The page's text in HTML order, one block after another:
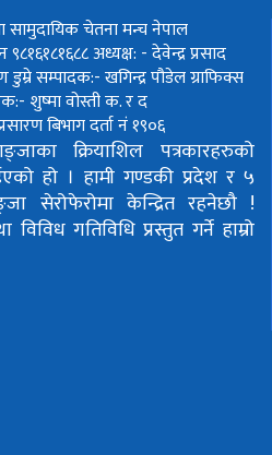
सामुदायिक चेतना मन्च नेपाल
अध्यक्ष: - देवेन्द्र प्रसाद
डुम्रेसम्पादक:- खगिन्द्र पौडेलग्राफिक्स
शुष्मा वोस्तीक. र द
बिभाग दर्ता नं १९०६
क्रियाशिल पत्रकारहरुको
हो । हामी गण्डकी प्रदेश र ५
सेरोफेरोमा केन्द्रित रहनेछौ !
गतिविधि प्रस्तुत गर्ने हाम्रो